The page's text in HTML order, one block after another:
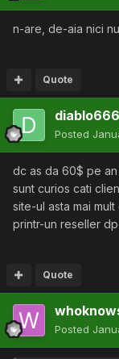
n-are, de-aia nici
Quote
diablo666
Posted
dc as da 60$ pe
sunt curios cati
site-ul asta mai
printr-un reseller
Quote
Posted